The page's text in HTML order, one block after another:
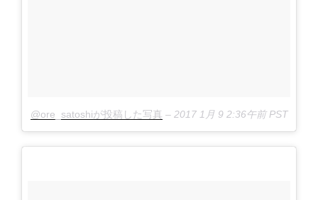
@ore_satoshiが投稿した写真 – 2017 1月 9 2:36午前 PST